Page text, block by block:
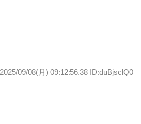
2025/09/08(月) 09:12:56.38 ID:duBjsclQ0